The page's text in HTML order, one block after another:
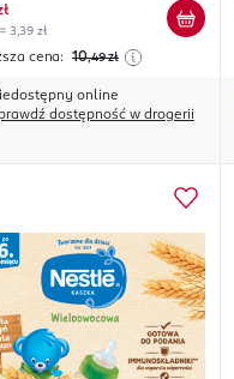
3,39 zł
cena: 10,49 zł
online
dostępność w drogerii